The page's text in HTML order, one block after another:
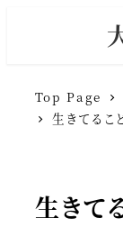
Top Page
生きてるこ
生きて